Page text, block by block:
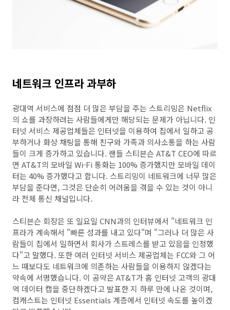
네트워크 인프라 과부하
광대역 서비스에 점점 더 많은 부담을 주는 스트리밍은 Netflix
의 쇼를 과장하려는 사람들에게만 해당되는 문제가 아닙니다. 인
터넷 서비스 제공업체들은 인터넷을 이용하여 집에서 일하고 공
부하거나 화상 채팅을 통해 친구와 가족과 의사소통을 하는 사람
들이 크게 증가하고 있습니다. 랜들 스티븐슨 AT&T CEO에 따르
면 AT&T의 모바일 Wi-Fi 통화는 100% 증가했지만 모바일 데이
터는 40% 증가했다고 합니다. 스트리밍이 네트워크에 너무 많은
부담을 준다면, 그것은 단순히 어려움을 겪을 수 있는 것이 아니
라 전체 통신 채널입니다.
스티븐슨 회장은 또 일요일 CNN과의 인터뷰에서 "네트워크 인
프라가 계속해서 "빠른 성과를 내고 있다"며 "그러나 더 많은 사
람들이 집에서 일하면서 회사가 스트레스를 받고 있음을 인정했
다"고 말했다. 또한 여러 인터넷 서비스 제공업체는 FCC와 그 어
느 때보다도 네트워크에 의존하는 사람들을 이용하지 않겠다는
약속에 서명했습니다. 이 공약은 AT&T가 홈 인터넷 고객의 광대
역 데이터 캡을 중단하겠다고 발표한 지 하루 만에 나온 것이며,
컴캐스트는 인터넷 Essentials 계층에서 인터넷 속도를 높이겠